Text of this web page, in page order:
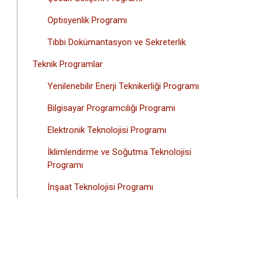
Optisyenlik Programı
Tıbbi Dokümantasyon ve Sekreterlik
Teknik Programlar
Yenilenebilir Enerji Teknikerliği Programı
Bilgisayar Programcılığı Programı
Elektronik Teknolojisi Programı
İklimlendirme ve Soğutma Teknolojisi
Programı
İnşaat Teknolojisi Programı